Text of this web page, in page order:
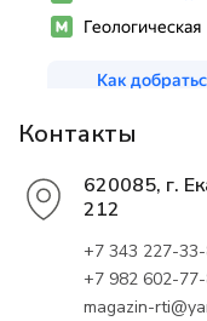
Контакты
620085, г.
212
+7 343 227-
+7 982 602-
magazin-